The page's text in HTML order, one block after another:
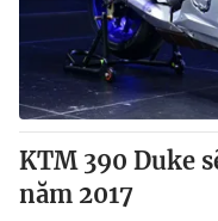
KTM 390 Duke
năm 2017